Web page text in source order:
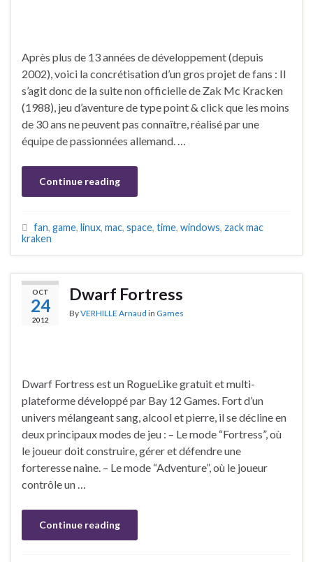
Après plus de 13 années de développement (depuis
2002), voici la concrétisation d’un gros projet de fans : Il
s’agit donc de la suite non officielle de Zak Mc Kracken
(1988), jeu d’aventure de type point & click que les moins
de 30 ans ne peuvent pas connaître, réalisé par une
équipe de passionnées allemand. …
Continue reading
fan, game, linux, mac, space, time, windows, zack mac
kraken
OCT
24
2012
Dwarf Fortress
ByVERHILLE Arnaud in Games
Dwarf Fortress est un RogueLike gratuit et multi-
plateforme développé par Bay 12 Games. Fort d’un
univers mélangeant sang, alcool et pierre, il se décline en
deux principaux modes de jeu : – Le mode “Fortress”, où
le joueur doit construire, gérer et défendre une
forteresse naine. – Le mode “Adventure”, où le joueur
contrôle un …
Continue reading